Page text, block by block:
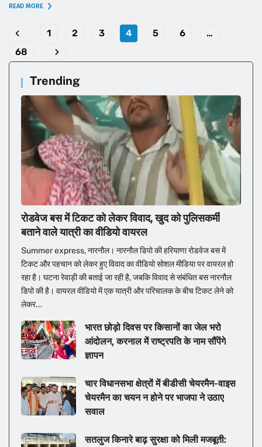
READ MORE
1 2 3 4 5 6
…
68
Trending
रोडवेज बस में टिकट को लेकर विवाद, खुद को पुलिसकर्मी
बताने वाले यात्री का वीडियो वायरल
Summer express, नारनौल। नारनौल डिपो की हरियाणा रोडवेज बस में
टिकट और पहचान को लेकर हुए विवाद का वीडियो सोशल मीडिया पर वायरल हो
रहा है। घटना रेवाड़ी की बताई जा रही है, जबकि विवाद से संबंधित बस नारनौल
डिपो की है। वायरल वीडियो में एक यात्री और परिचालक के बीच टिकट लेने को
लेकर...
भारत छोड़ो दिवस पर किसानों का जेल भरो
आंदोलन, करनाल में राष्ट्रपति के नाम सौंपेंगे
ज्ञापन
चार विधानसभा क्षेत्रों में बीडीसी चेयरमैन-वाइस
चेयरमैन का चयन न होने पर भाजपा ने उठाए
सवाल
सतलुज किनारे बाढ़ सुरक्षा को मिली मजबूती: